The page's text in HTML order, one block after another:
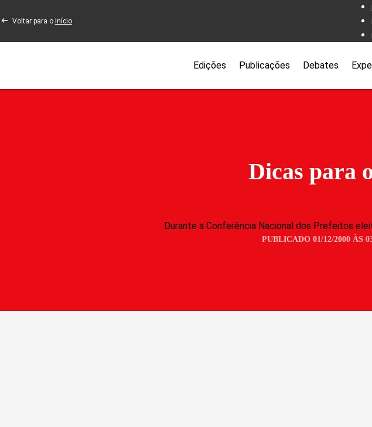
Voltar para o Início
Edições Publicações Debates
Dicas para
Durante a Conferência Nacional dos Prefeitos
PUBLICADO 01/12/2000 ÀS